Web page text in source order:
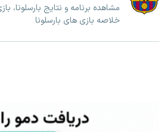
مشاهده برنامه و نتایج بارسلونا،
خلاصه بازی های بارسلونا